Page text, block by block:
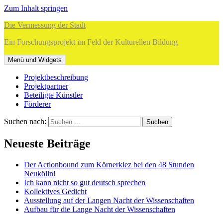
Zum Inhalt springen
Die Vermessung der Stadt
Ein Forschungsprojekt im Feld der Kulturellen Bildung
Menü und Widgets
Projektbeschreibung
Projektpartner
Beteiligte Künstler
Förderer
Suchen nach:
Neueste Beiträge
Der Actionbound zum Körnerkiez bei den 48 Stunden
Neukölln!
Ich kann nicht so gut deutsch sprechen
Kollektives Gedicht
Ausstellung auf der Langen Nacht der Wissenschaften
Aufbau für die Lange Nacht der Wissenschaften